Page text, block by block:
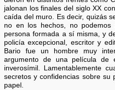
jalonan los finales del siglo XX
caída del muro. Es decir, quizás
no en los hechos, no podemos
persona formada a sí misma, y
policía excepcional, escritor y
Bario fue un hombre muy
argumento de una película de
inverosímil. Lamentablemente
secretos y confidencias sobre su
papel.